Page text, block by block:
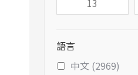
語言
中文 (2969)